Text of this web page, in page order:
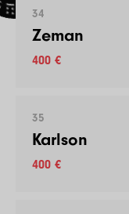
34
Zeman
400 €
35
Karlson
400 €